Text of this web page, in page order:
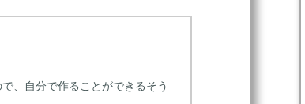
、自分で作ることができるそう